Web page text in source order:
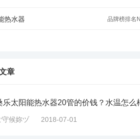
热水器 品牌榜排名
章
乐太阳能热水器20管的价钱？水温怎么
守候妳ヅ 2018-07-01